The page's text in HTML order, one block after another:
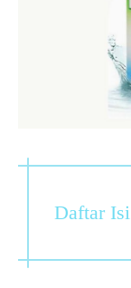
Daftar Isi